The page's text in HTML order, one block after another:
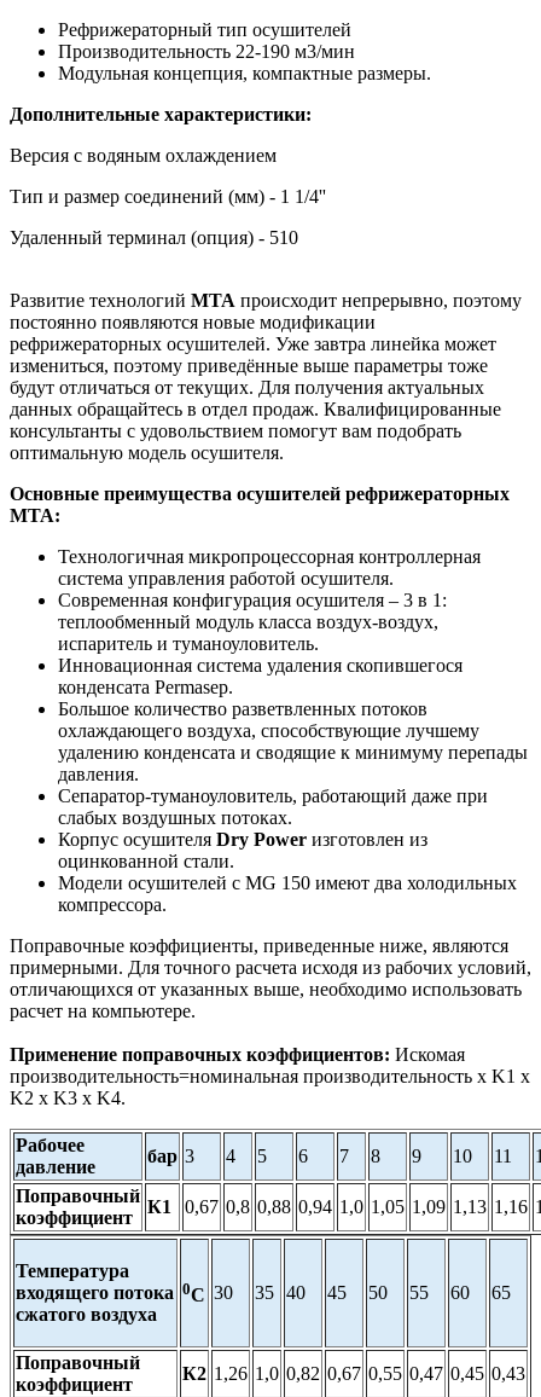
Рефрижераторный тип осушителей
Производительность 22-190 м3/мин
Модульная концепция, компактные размеры.
Дополнительные характеристики:
Версия с водяным охлаждением
Тип и размер соединений (мм) - 1 1/4''
Удаленный терминал (опция) - 510
Развитие технологий МТА происходит непрерывно, поэтому
постоянно появляются новые модификации
рефрижераторных осушителей. Уже завтра линейка может
измениться, поэтому приведённые выше параметры тоже
будут отличаться от текущих. Для получения актуальных
данных обращайтесь в отдел продаж. Квалифицированные
консультанты с удовольствием помогут вам подобрать
оптимальную модель осушителя.
Основные преимущества осушителей рефрижераторных
MTA:
Технологичная микропроцессорная контроллерная
система управления работой осушителя.
Современная конфигурация осушителя – 3 в 1:
теплообменный модуль класса воздух-воздух,
испаритель и туманоуловитель.
Инновационная система удаления скопившегося
конденсата Permasep.
Большое количество разветвленных потоков
охлаждающего воздуха, способствующие лучшему
удалению конденсата и сводящие к минимуму перепады
давления.
Сепаратор-туманоуловитель, работающий даже при
слабых воздушных потоках.
Корпус осушителя Dry Power изготовлен из
оцинкованной стали.
Модели осушителей с MG 150 имеют два холодильных
компрессора.
Поправочные коэффициенты, приведенные ниже, являются
примерными. Для точного расчета исходя из рабочих условий,
отличающихся от указанных выше, необходимо использовать
расчет на компьютере.
Применение поправочных коэффициентов: Искомая
производительность=номинальная производительность x K1 x
K2 x K3 x K4.
Рабочее
давление
бар 3 4 5 6 7 8 9 10 11
Поправочный
коэффициент
К1 0,67 0,8 0,88 0,94 1,0 1,05 1,09 1,13 1,16
Температура
входящего потока
сжатого воздуха
0С 30 35 40 45 50 55 60 65
Поправочный
коэффициент
К2 1,26 1,0 0,82 0,67 0,55 0,47 0,45 0,43